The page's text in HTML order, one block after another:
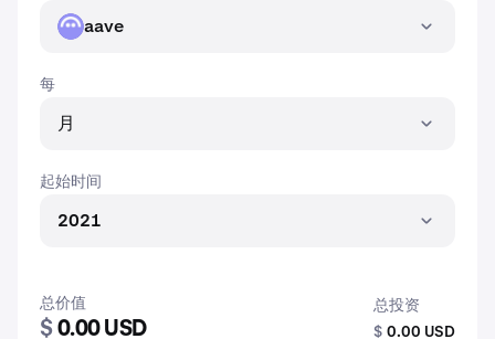
AAVE aave
每
月
起始时间
2021
总价值
$ 0.00 USD
总投资
$ 0.00 USD